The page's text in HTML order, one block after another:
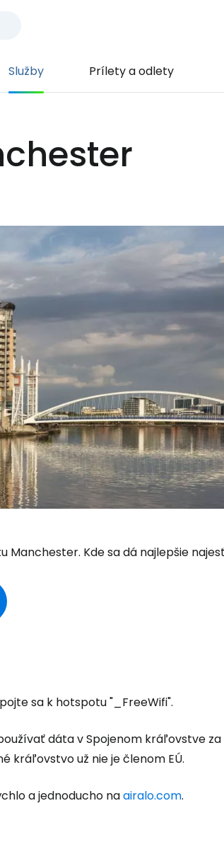
Služby Prílety a odlety
Manchester. Kde sa dá najlepšie
sa k hotspotu "_FreeWifi".
dáta v Spojenom kráľovstve
kráľovstvo už nie je členom EÚ.
a jednoducho naairalo.com.